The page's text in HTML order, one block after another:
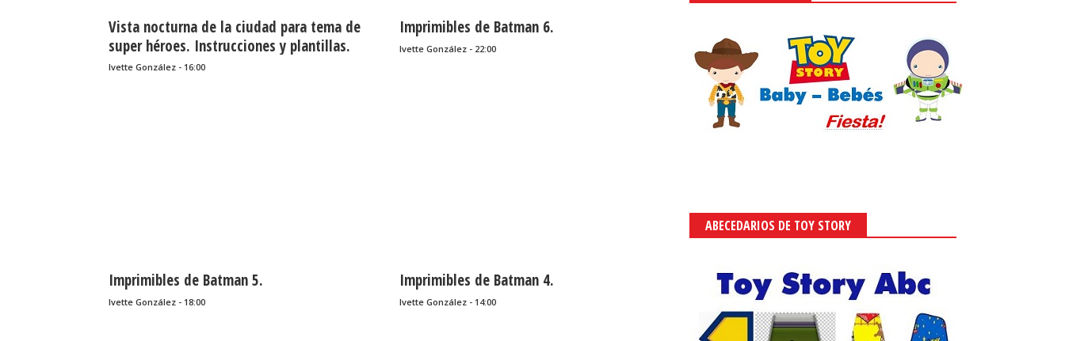
Vista nocturna de la ciudad para tema de
super héroes. Instrucciones y plantillas.
Ivette González - 16:00
Imprimibles de Batman 6.
Ivette González - 22:00
Imprimibles de Batman 5.
Ivette González - 18:00
Imprimibles de Batman 4.
Ivette González - 14:00
ABECEDARIOS DE TOY STORY